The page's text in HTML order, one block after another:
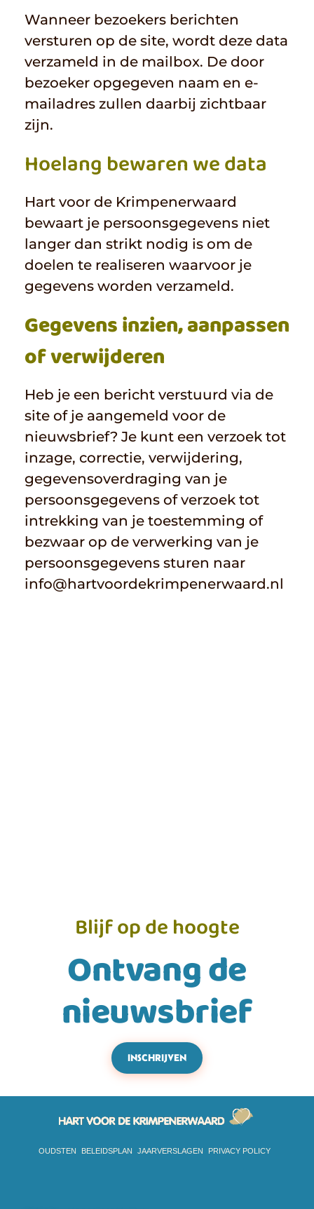
Wanneer bezoekers berichten
versturen op de site, wordt deze data
verzameld in de mailbox. De door
bezoeker opgegeven naam en e-
mailadres zullen daarbij zichtbaar
zijn.
Hoelang bewaren we data
Hart voor de Krimpenerwaard
bewaart je persoonsgegevens niet
langer dan strikt nodig is om de
doelen te realiseren waarvoor je
gegevens worden verzameld.
Gegevens inzien, aanpassen
of verwijderen
Heb je een bericht verstuurd via de
site of je aangemeld voor de
nieuwsbrief? Je kunt een verzoek tot
inzage, correctie, verwijdering,
gegevensoverdraging van je
persoonsgegevens of verzoek tot
intrekking van je toestemming of
bezwaar op de verwerking van je
persoonsgegevens sturen naar
info@hartvoordekrimpenerwaard.nl
Blijf op de hoogte
Ontvang de
nieuwsbrief
INSCHRIJVEN
OUDSTEN BELEIDSPLAN JAARVERSLAGEN PRIVACY POLICY